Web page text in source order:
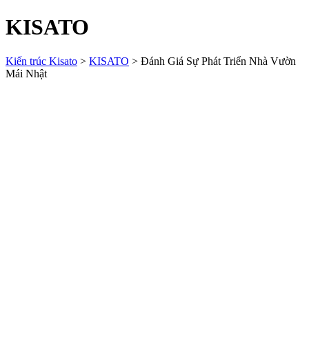
KISATO
Kiến trúc Kisato > KISATO > Đánh Giá Sự Phát Triển Nhà Vườn
Mái Nhật